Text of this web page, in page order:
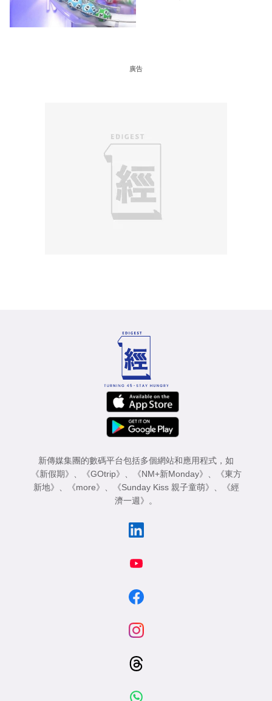
廣告
新傳媒集團的數碼平台包括多個網站和應用程式，如
《新假期》
《GOtrip》 《NM+新Monday》
《東方
新地》
《more》 《Sunday Kiss 親子童萌》
《經
濟一週》
。